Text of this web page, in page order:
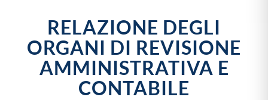
RELAZIONE DEGLI
ORGANI DI REVISIONE
AMMINISTRATIVA E
CONTABILE